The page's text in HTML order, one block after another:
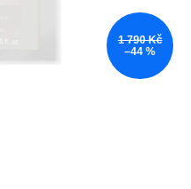
1 790 Kč
–44 %